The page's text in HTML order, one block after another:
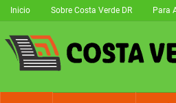
Inicio Sobre Costa Verde DR Para